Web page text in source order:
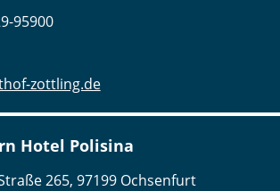
95900
zottling.de
Hotel Polisina
265, 97199 Ochsenfurt